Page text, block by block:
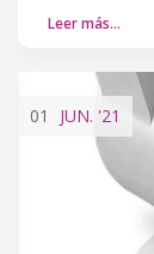
Leer más…
01 JUN. '21